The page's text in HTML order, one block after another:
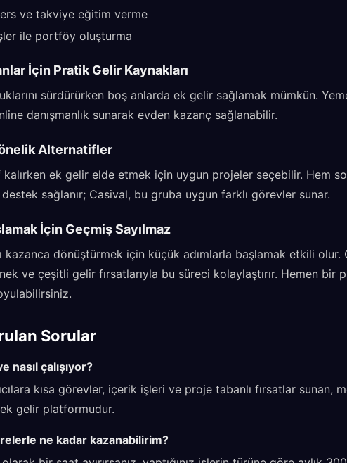
ve takviye eğitim verme
ile portföy oluşturma
İçin Pratik Gelir Kaynakları
sürdürürken boş anlarda ek gelir sağlamak mümkün.
danışmanlık sunarak evden kazanç sağlanabilir.
Alternatifler
kalırken ek gelir elde etmek için uygun projeler seçebilir. Hem
sağlanır; Casival, bu gruba uygun farklı görevler sunar.
İçin Geçmiş Sayılmaz
kazanca dönüştürmek için küçük adımlarla başlamak etkili
ve çeşitli gelir fırsatlarıyla bu süreci kolaylaştırır. Hemen bir
Sorular
nasıl çalışıyor?
kısa görevler, içerik işleri ve proje tabanlı fırsatlar sunan,
gelir platformudur.
ne kadar kazanabilirim?